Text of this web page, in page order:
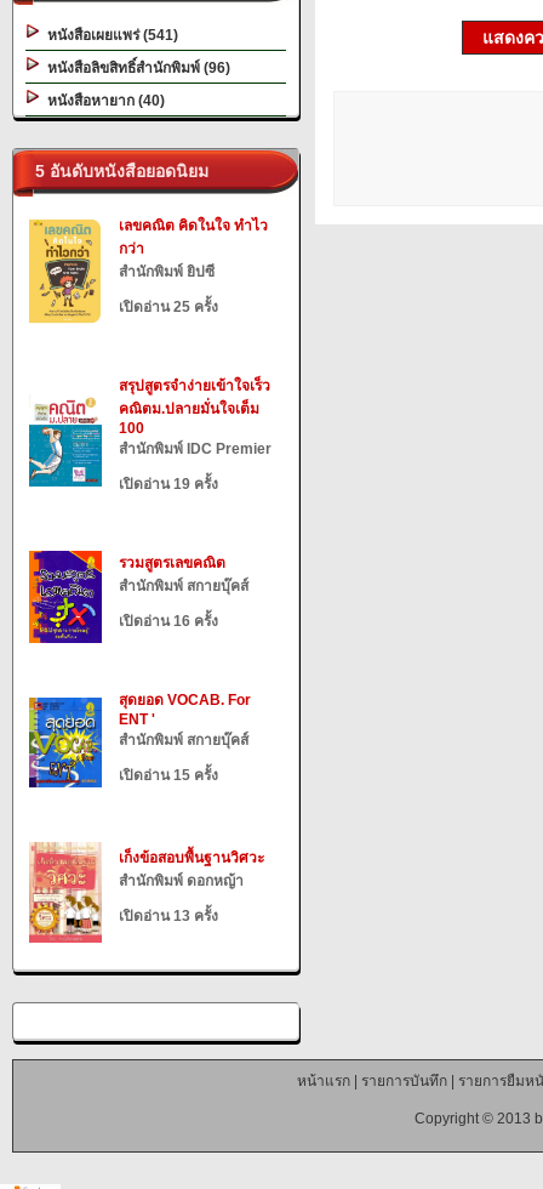
หนังสือเผยแพร่ (541)
หนังสือลิขสิทธิ์สำนักพิมพ์ (96)
หนังสือหายาก (40)
5 อันดับหนังสือยอดนิยม
เลขคณิต คิดในใจ ทำไว
กว่า
สำนักพิมพ์ ยิปซี
เปิดอ่าน 25 ครั้ง
สรุปสูตรจำง่ายเข้าใจเร็ว
คณิตม.ปลายมั่นใจเต็ม
100
สำนักพิมพ์ IDC Premier
เปิดอ่าน 19 ครั้ง
รวมสูตรเลขคณิต
สำนักพิมพ์ สกายบุ๊คส์
เปิดอ่าน 16 ครั้ง
สุดยอด VOCAB. For
ENT '
สำนักพิมพ์ สกายบุ๊คส์
เปิดอ่าน 15 ครั้ง
เก็งข้อสอบพื้นฐานวิศวะ
สำนักพิมพ์ ดอกหญ้า
เปิดอ่าน 13 ครั้ง
แสดงค
หน้าแรก| รายการบันทึก| รายการยืมห
Copyright © 2013